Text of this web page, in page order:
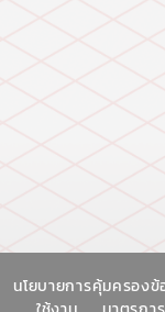
นโยบายการคุ้มครอง